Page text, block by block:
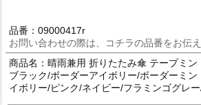
品番：09000417r
お問い合わせの際は、コチラの品番をお伝
商品名：晴雨兼用 折りたたみ傘 テープミ
ブラック/ボーダーアイボリー/ボーダーミ
イボリー/ピンク/ネイビー/フラミンゴグレ